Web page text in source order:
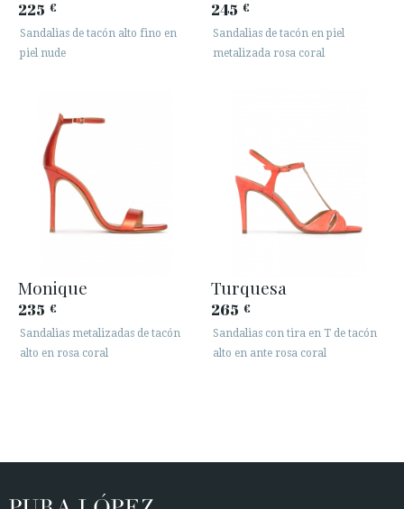
225 €
Sandalias de tacón alto fino en
piel nude
245 €
Sandalias de tacón en piel
metalizada rosa coral
Monique
235 €
Sandalias metalizadas de tacón
alto en rosa coral
Turquesa
265 €
Sandalias con tira en T de tacón
alto en ante rosa coral